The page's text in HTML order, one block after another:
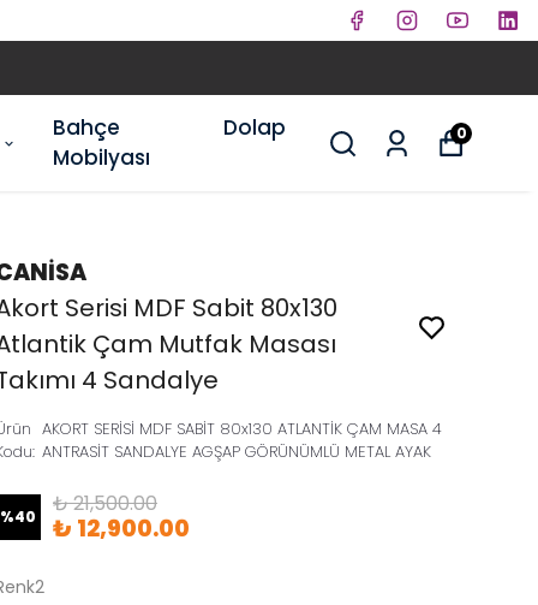
Bahçe
Mobilyası
Dolap 0
Serisi MDF Sabit 80x130
Çam Mutfak Masası
4 Sandalye
:
AKORT SERİSİ MDF SABİT 80x130 ATLANTİK ÇAM MASA 4
ANTRASİT SANDALYE AGŞAP GÖRÜNÜMLÜ METAL AYAK
%40 ₺ 21,500.00
₺ 12,900.00